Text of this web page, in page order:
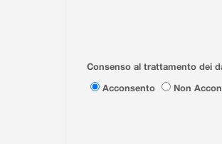
Consenso al trattamento dei
Acconsento
Non